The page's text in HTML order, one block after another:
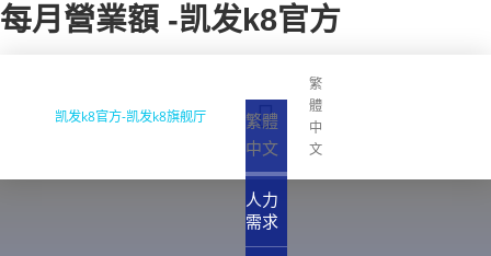
每月營業額 -凯发k8官方
凯发k8官方-凯发k8旗舰厅
繁體
中文
人力
需求
繁
體
中
文